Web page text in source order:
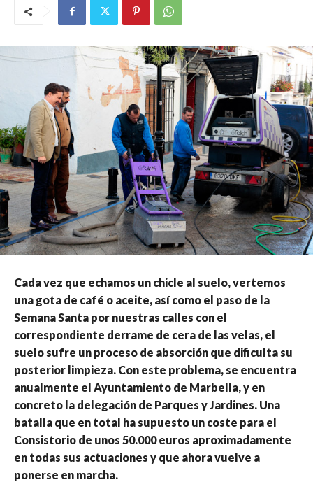
Cada vez que echamos un chicle al suelo, vertemos
una gota de café o aceite, así como el paso de la
Semana Santa por nuestras calles con el
correspondiente derrame de cera de las velas, el
suelo sufre un proceso de absorción que dificulta su
posterior limpieza. Con este problema, se encuentra
anualmente el Ayuntamiento de Marbella, y en
concreto la delegación de Parques y Jardines. Una
batalla que en total ha supuesto un coste para el
Consistorio de unos 50.000 euros aproximadamente
en todas sus actuaciones y que ahora vuelve a
ponerse en marcha.